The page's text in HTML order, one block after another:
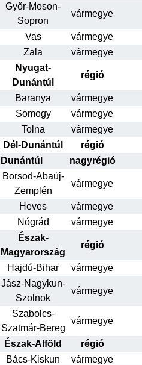
Győr-Moson-
Sopron
vármegye
Vas vármegye
Zala
vármegye
Nyugat-
Dunántúl
régió
Baranya vármegye
Somogy
vármegye
Tolna
vármegye
Dél-Dunántúl
régió
Dunántúl
nagyrégió
Borsod-Abaúj-
Zemplén
vármegye
Heves vármegye
Nógrád
vármegye
Észak-
Magyarország
régió
Hajdú-Bihar vármegye
Jász-Nagykun-
Szolnok
vármegye
Szabolcs-
Szatmár-Bereg
vármegye
Észak-Alföld régió
Bács-Kiskun
vármegye